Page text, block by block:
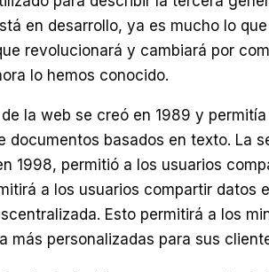
en desarrollo, ya es mucho lo
revolucionará y cambiará por
lo hemos conocido.
la web se creó en 1989 y
documentos basados en texto. La
1998, permitió a los usuarios
a los usuarios compartir datos
Esto permitirá a los
más personalizadas para sus